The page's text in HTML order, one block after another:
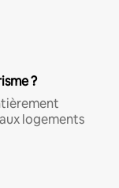
?
logements